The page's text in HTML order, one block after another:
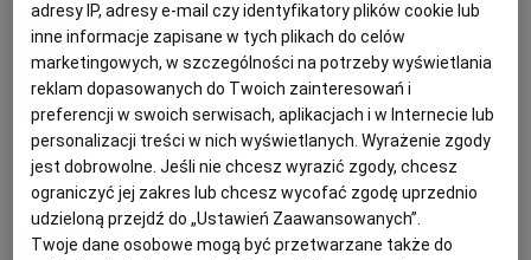
NAPOJE
SAŁATKI
MAKARONY
DRÓB
DOMOWE PRZYJĘCIE
GRILL
KUCHNIA CHIŃSKA
KUCHNIA TAJSKA
KUCHNIA GRECKA
KUCHNIA PORTUGALSKA
ZAKUPY
SPRZĘT KUCHENNY
FIT PRZEPISY
WEGE
WEGAN
BEZ GLUTENU
PODRÓŻE KULINARNE
HISTORIE KULINARNE
FELIETONY KULINARNE
KSIĄŻKI KULINARNE
NASZE SERWISY
SERWISY LOKALNE
BIAŁYSTOK
BIELSKO-BIAŁA
WYBORCZA.PL
MAGAZYNY
Magazyn Kuchnia
Pasztet z królika z żurawiną
i pistacjami
BOŻE NARODZENIE DANIA OBIADOWE KRÓLIK MIĘSO
Giedre Barauskiene
adresy IP, adresy e-mail czy identyfikatory plików cookie lub
inne informacje zapisane w tych plikach do celów
marketingowych, w szczególności na potrzeby wyświetlania
reklam dopasowanych do Twoich zainteresowań i
preferencji w swoich serwisach, aplikacjach i w Internecie lub
personalizacji treści w nich wyświetlanych. Wyrażenie zgody
jest dobrowolne. Jeśli nie chcesz wyrazić zgody, chcesz
ograniczyć jej zakres lub chcesz wycofać zgodę uprzednio
udzieloną przejdź do „Ustawień Zaawansowanych”.
Twoje dane osobowe mogą być przetwarzane także do